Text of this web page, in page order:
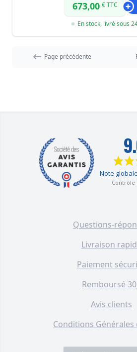
673,00 € TTC
En stock, livré sous
Page précédente
Questions-
Livraison
Paiement
Remboursé
Avis clients
Conditions Générales